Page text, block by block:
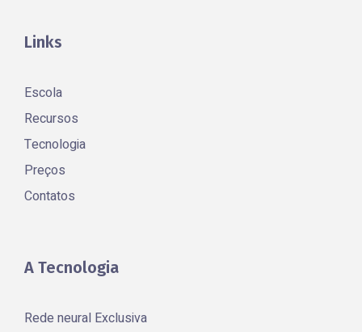
Links
Escola
Recursos
Tecnologia
Preços
Contatos
A Tecnologia
Rede neural Exclusiva